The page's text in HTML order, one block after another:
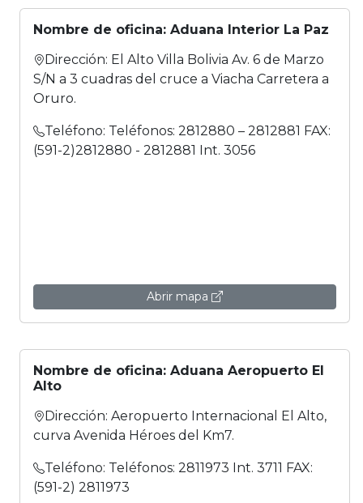
Nombre de oficina: Aduana Interior La Paz
Dirección: El Alto Villa Bolivia Av. 6 de Marzo
S/N a 3 cuadras del cruce a Viacha Carretera a
Oruro.
Teléfono: Teléfonos: 2812880 – 2812881 FAX:
(591-2)2812880 - 2812881 Int. 3056
Abrir mapa
Nombre de oficina: Aduana Aeropuerto El
Alto
Dirección: Aeropuerto Internacional El Alto,
curva Avenida Héroes del Km7.
Teléfono: Teléfonos: 2811973 Int. 3711 FAX:
(591-2) 2811973